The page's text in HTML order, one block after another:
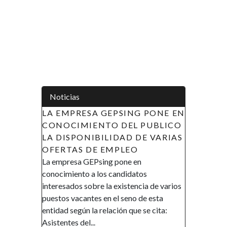
Noticias
EMPRESA GEPSING PONE EN
DEL PUBLICO
DISPONIBILIDAD DE VARIAS
DE EMPLEO
empresa GEPsing pone en
a los candidatos
sobre la existencia de varios
vacantes en el seno de esta
según la relación que se cita:
del...
APOYO A LAS
LA MUJER EN
ECUATORIAL
DE
AVISO DE
Gobierno de la República
Ecuatorial en el marco de
promover la inclusión y la
financiera, así como el